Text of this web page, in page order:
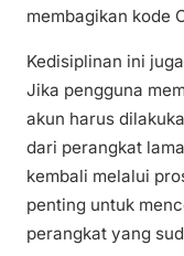
membagikan kode
Kedisiplinan ini
Jika pengguna
akun harus
dari perangkat
kembali melalui
penting untuk
perangkat yang